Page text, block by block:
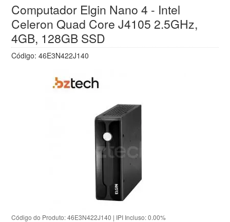
Computador Elgin Nano 4 - Intel
Celeron Quad Core J4105 2.5GHz,
4GB, 128GB SSD
Código: 46E3N422J140
Código do Produto: 46E3N422J140 | IPI Incluso: 0.00%